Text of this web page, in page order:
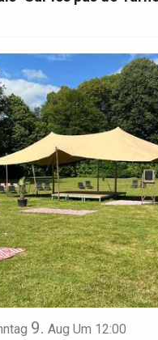
9. Aug Um 12:00